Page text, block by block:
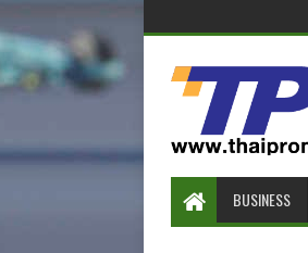
BUSINESS